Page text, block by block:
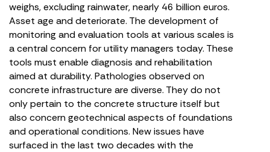
weighs, excluding rainwater, nearly 46 billion euros.
Asset age and deteriorate. The development of
monitoring and evaluation tools at various scales is
a central concern for utility managers today. These
tools must enable diagnosis and rehabilitation
aimed at durability. Pathologies observed on
concrete infrastructure are diverse. They do not
only pertain to the concrete structure itself but
also concern geotechnical aspects of foundations
and operational conditions. New issues have
surfaced in the last two decades with the